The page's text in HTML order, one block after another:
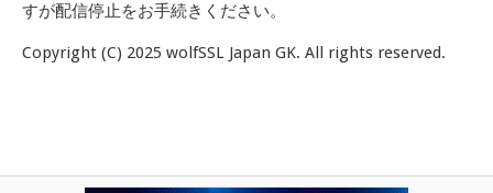
すが配信停止をお手続きください。
Copyright (C) 2025 wolfSSL Japan GK. All rights reserved.